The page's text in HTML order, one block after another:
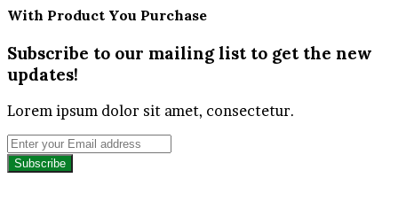
With Product You Purchase
Subscribe to our mailing list to get the new
updates!
Lorem ipsum dolor sit amet, consectetur.
Enter
your
Email